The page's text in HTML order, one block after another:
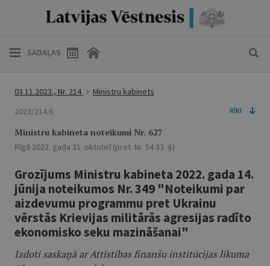
SADAĻAS
03.11.2023., Nr. 214
Ministru kabinets
2023/214.6
RĪKI
Ministru kabineta noteikumi Nr. 627
Rīgā 2023. gada 31. oktobrī (prot. Nr. 54 33. §)
Grozījums Ministru kabineta 2022. gada 14.
jūnija noteikumos Nr. 349 "Noteikumi par
aizdevumu programmu pret Ukrainu
vērstās Krievijas militārās agresijas radīto
ekonomisko seku mazināšanai"
Izdoti saskaņā ar Attīstības finanšu institūcijas likuma